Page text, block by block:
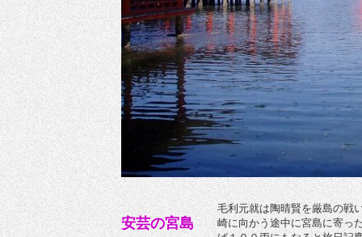
安芸の宮島
毛利元就は陶晴賢を厳島の戦
崎に向かう途中に宮島に寄っ